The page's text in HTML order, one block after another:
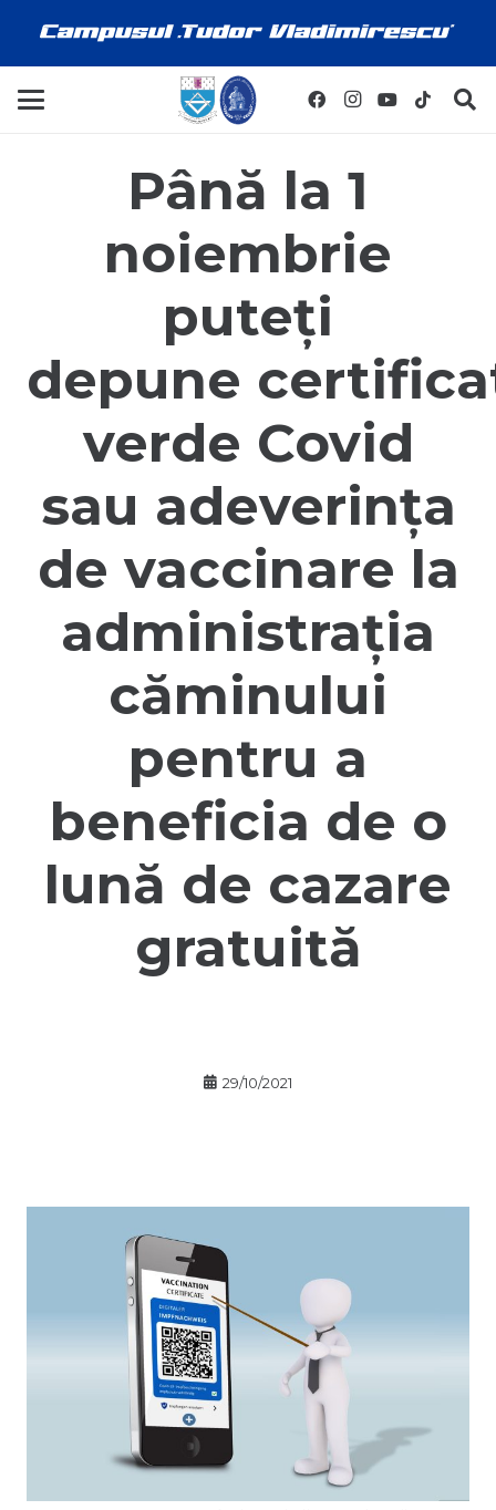
Până la 1
noiembrie
puteți
depune
verde Covid
sau adeverința
de vaccinare la
administrația
căminului
pentru a
beneficia de o
lună de cazare
gratuită
29/10/2021